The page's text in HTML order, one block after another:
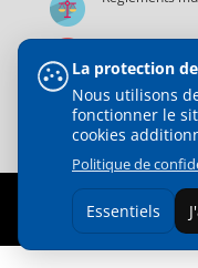
Services
© 2021 Municipalité
Web Design :Direct
La protection
Nous utilisons
fonctionner le
cookies
Politique de
Essentiels